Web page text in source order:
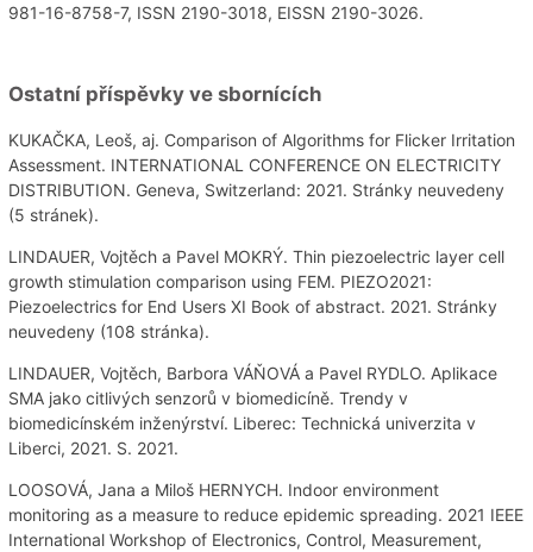
981-16-8758-7, ISSN 2190-3018, EISSN 2190-3026.
Ostatní příspěvky ve sbornících
KUKAČKA, Leoš, aj. Comparison of Algorithms for Flicker Irritation
Assessment. INTERNATIONAL CONFERENCE ON ELECTRICITY
DISTRIBUTION. Geneva, Switzerland: 2021. Stránky neuvedeny
(5 stránek).
LINDAUER, Vojtěch a Pavel MOKRÝ. Thin piezoelectric layer cell
growth stimulation comparison using FEM. PIEZO2021:
Piezoelectrics for End Users XI Book of abstract. 2021. Stránky
neuvedeny (108 stránka).
LINDAUER, Vojtěch, Barbora VÁŇOVÁ a Pavel RYDLO. Aplikace
SMA jako citlivých senzorů v biomedicíně. Trendy v
biomedicínském inženýrství. Liberec: Technická univerzita v
Liberci, 2021. S. 2021.
LOOSOVÁ, Jana a Miloš HERNYCH. Indoor environment
monitoring as a measure to reduce epidemic spreading. 2021 IEEE
International Workshop of Electronics, Control, Measurement,